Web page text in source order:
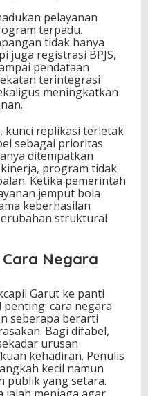
pelayanan
terpadu.
tidak hanya
juga registrasi BPJS,
pendataan
terintegrasi
meningkatkan
kunci replikasi terletak
sebagai prioritas
ditempatkan
program tidak
Ketika pemerintah
jemput bola
keberhasilan
struktural
Negara
Garut ke panti
cara negara
seberapa berarti
Bagi difabel,
urusan
kehadiran. Penulis
kecil namun
publik yang setara.